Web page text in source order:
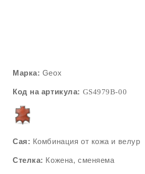
Марка: Geox
Код на артикула: GS4979B-00
Сая: Комбинация от кожа и велур
Стелка: Кожена, сменяема